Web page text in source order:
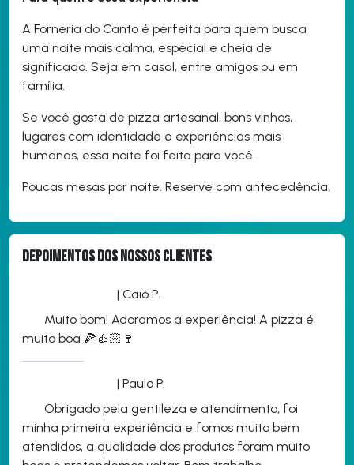
A Forneria do Canto é perfeita para quem busca
uma noite mais calma, especial e cheia de
significado. Seja em casal, entre amigos ou em
família.
Se você gosta de pizza artesanal, bons vinhos,
lugares com identidade e experiências mais
humanas, essa noite foi feita para você.
Poucas mesas por noite. Reserve com antecedência.
Depoimentos dos nossos clientes
| Caio P.
Muito bom! Adoramos a experiência! A pizza é
muito boa 🍕👍🏻🍷
| Paulo P.
Obrigado pela gentileza e atendimento, foi
minha primeira experiência e fomos muito bem
atendidos, a qualidade dos produtos foram muito